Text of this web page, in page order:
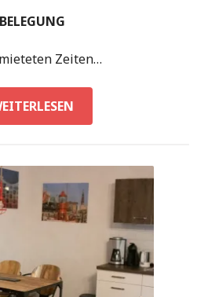
BELEGUNG
Zeiten…